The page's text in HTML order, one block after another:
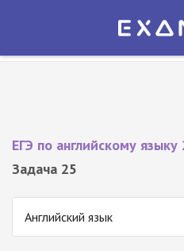
Экзамер — ЕГЭ 2027
ЕГЭ по английскому языку
Задача 25
Английский язык